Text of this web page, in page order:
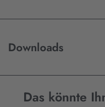
Downloads
Das könnte